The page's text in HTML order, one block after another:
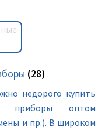
(28)
недорого купить
приборы оптом
и пр.). В широком